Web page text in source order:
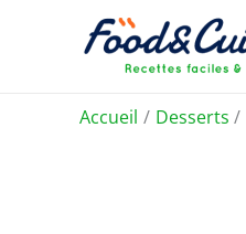
Accueil Desserts